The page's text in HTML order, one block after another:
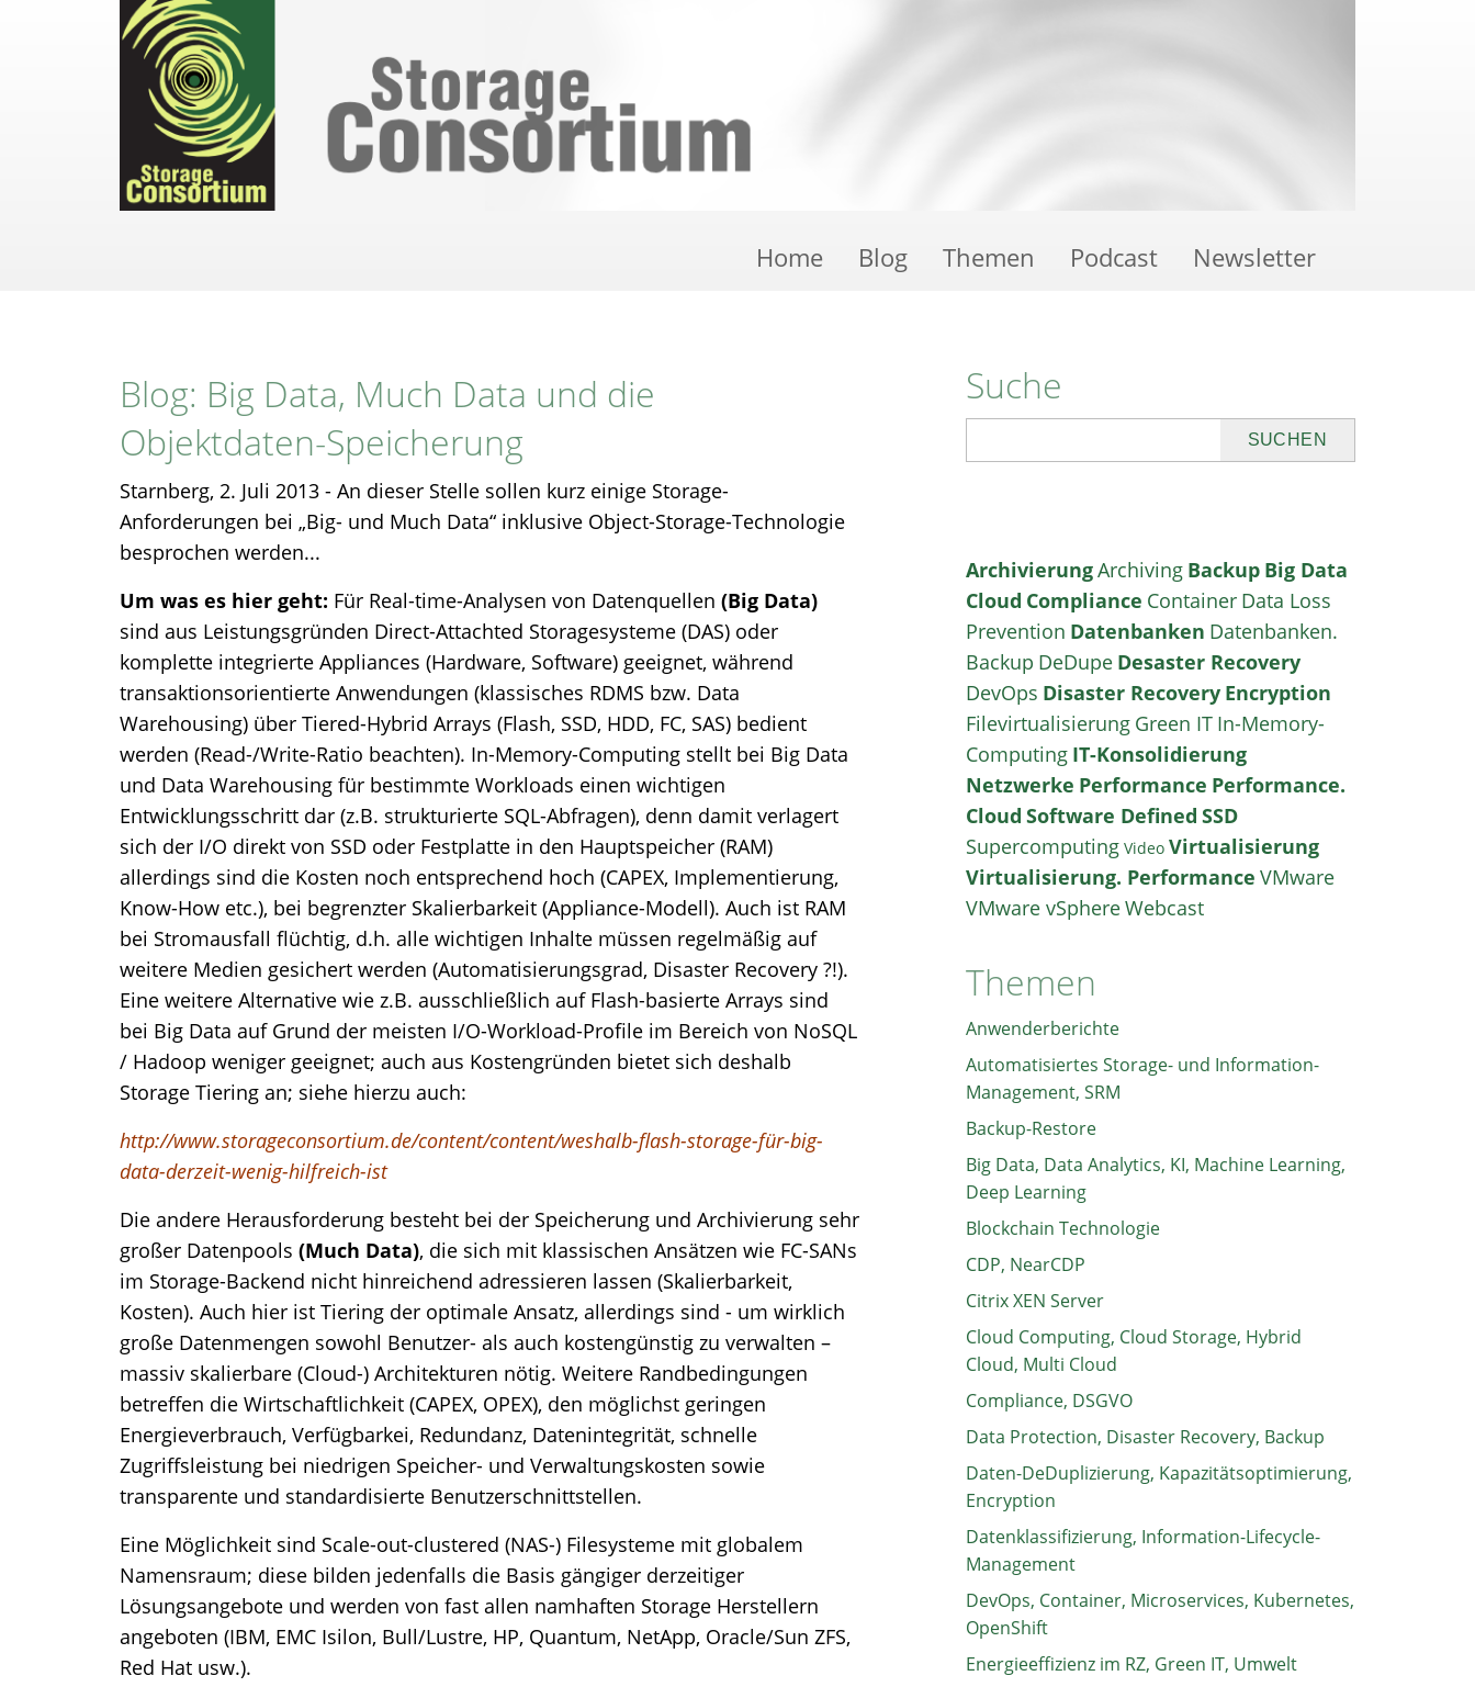
Home Blog Themen Podcast Newsletter
Blog: Big Data, Much Data und die
Objektdaten-Speicherung
Starnberg, 2. Juli 2013 - An dieser Stelle sollen kurz einige Storage-
Anforderungen bei „Big- und Much Data“ inklusive Object-Storage-Technologie
besprochen werden...
Um was es hier geht: Für Real-time-Analysen von Datenquellen (Big Data)
sind aus Leistungsgründen Direct-Attachted Storagesysteme (DAS) oder
komplette integrierte Appliances (Hardware, Software) geeignet, während
transaktionsorientierte Anwendungen (klassisches RDMS bzw. Data
Warehousing) über Tiered-Hybrid Arrays (Flash, SSD, HDD, FC, SAS) bedient
werden (Read-/Write-Ratio beachten). In-Memory-Computing stellt bei Big Data
und Data Warehousing für bestimmte Workloads einen wichtigen
Entwicklungsschritt dar (z.B. strukturierte SQL-Abfragen), denn damit verlagert
sich der I/O direkt von SSD oder Festplatte in den Hauptspeicher (RAM)
allerdings sind die Kosten noch entsprechend hoch (CAPEX, Implementierung,
Know-How etc.), bei begrenzter Skalierbarkeit (Appliance-Modell). Auch ist RAM
bei Stromausfall flüchtig, d.h. alle wichtigen Inhalte müssen regelmäßig auf
weitere Medien gesichert werden (Automatisierungsgrad, Disaster Recovery ?!).
Eine weitere Alternative wie z.B. ausschließlich auf Flash-basierte Arrays sind
bei Big Data auf Grund der meisten I/O-Workload-Profile im Bereich von NoSQL
/ Hadoop weniger geeignet; auch aus Kostengründen bietet sich deshalb
Storage Tiering an; siehe hierzu auch:
http://www.storageconsortium.de/content/content/weshalb-flash-storage-für-big-
data-derzeit-wenig-hilfreich-ist
Die andere Herausforderung besteht bei der Speicherung und Archivierung sehr
großer Datenpools (Much Data), die sich mit klassischen Ansätzen wie FC-SANs
im Storage-Backend nicht hinreichend adressieren lassen (Skalierbarkeit,
Kosten). Auch hier ist Tiering der optimale Ansatz, allerdings sind - um wirklich
große Datenmengen sowohl Benutzer- als auch kostengünstig zu verwalten –
massiv skalierbare (Cloud-) Architekturen nötig. Weitere Randbedingungen
betreffen die Wirtschaftlichkeit (CAPEX, OPEX), den möglichst geringen
Energieverbrauch, Verfügbarkei, Redundanz, Datenintegrität, schnelle
Zugriffsleistung bei niedrigen Speicher- und Verwaltungskosten sowie
transparente und standardisierte Benutzerschnittstellen.
Eine Möglichkeit sind Scale-out-clustered (NAS-) Filesysteme mit globalem
Namensraum; diese bilden jedenfalls die Basis gängiger derzeitiger
Lösungsangebote und werden von fast allen namhaften Storage Herstellern
angeboten (IBM, EMC Isilon, Bull/Lustre, HP, Quantum, NetApp, Oracle/Sun ZFS,
Red Hat usw.).
Suche
ArchivierungArchiving Backup Big Data
Cloud Compliance Container Data Loss
Prevention Datenbanken Datenbanken.
Backup DeDupe Desaster Recovery
DevOps Disaster Recovery Encryption
Filevirtualisierung Green IT In-Memory-
Computing IT-Konsolidierung
Netzwerke Performance Performance.
Cloud Software Defined SSD
Supercomputing Video Virtualisierung
Virtualisierung. Performance VMware
VMware vSphereWebcast
Themen
Anwenderberichte
Automatisiertes Storage- und Information-
Management, SRM
Backup-Restore
Big Data, Data Analytics, KI, Machine Learning,
Deep Learning
Blockchain Technologie
CDP, NearCDP
Citrix XEN Server
Cloud Computing, Cloud Storage, Hybrid
Cloud, Multi Cloud
Compliance, DSGVO
Data Protection, Disaster Recovery, Backup
Daten-DeDuplizierung, Kapazitätsoptimierung,
Encryption
Datenklassifizierung, Information-Lifecycle-
Management
DevOps, Container, Microservices, Kubernetes,
OpenShift
Energieeffizienz im RZ, Green IT, Umwelt